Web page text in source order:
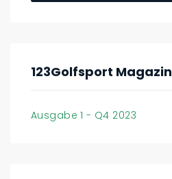
123Golfsport Magazin
Ausgabe 1 - Q4 2023